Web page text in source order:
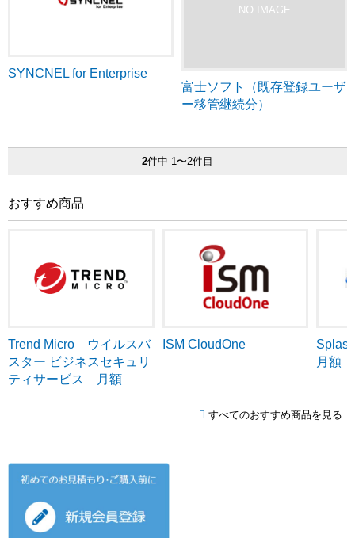
SYNCNEL for Enterprise
富士ソフト（既存登録ユーザ
ー移管継続分）
2件中 1〜2件目
おすすめ商品
Trend Micro ウイルスバ
スター ビジネスセキュリ
ティサービス 月額
ISM CloudOne
月額
すべてのおすすめ商品を見る